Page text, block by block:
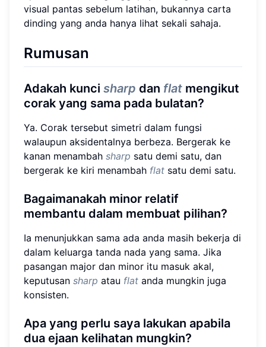
visual pantas sebelum latihan, bukannya carta
dinding yang anda hanya lihat sekali sahaja.
Rumusan
Adakah kunci sharp dan flat mengikut
corak yang sama pada bulatan?
Ya. Corak tersebut simetri dalam fungsi
walaupun aksidentalnya berbeza. Bergerak ke
kanan menambah sharp satu demi satu, dan
bergerak ke kiri menambah flat satu demi satu.
Bagaimanakah minor relatif
membantu dalam membuat pilihan?
Ia menunjukkan sama ada anda masih bekerja di
dalam keluarga tanda nada yang sama. Jika
pasangan major dan minor itu masuk akal,
keputusan sharp atau flat anda mungkin juga
konsisten.
Apa yang perlu saya lakukan apabila
dua ejaan kelihatan mungkin?